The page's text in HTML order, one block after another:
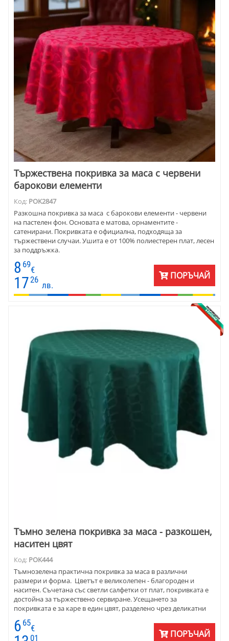
Тържествена покривка за маса с червени
барокови елементи
Код: POK2847
Разкошна покривка за маса с барокови елементи - червени
на пастелен фон. Основата е матова, орнаментите -
сатенирани. Покривката е официална, подходяща за
тържествени случаи. Ушита е от 100% полиестерен плат, лесен
за поддръжка.
8 69
€
1726
лв.
ПОРЪЧАЙ
Тъмно зелена покривка за маса - разкошен,
наситен цвят
Код: POK444
Тъмнозелена практична покривка за маса в различни
размери и форма. Цветът е великолепен - благороден и
наситен. Съчетана със светли салфетки от плат, покривката е
достойна за тържествено сервиране. Усещането за
покривката е за каре в един цвят, разделено чрез деликатни
ивици с лек копринен отблясък. Освен в описаните по-долу
размери, покривките се шият и по заявка с размери на
клиента. Десенът и тъканта позволяват използването им както
6 65
€
01 ПОРЪЧАЙ